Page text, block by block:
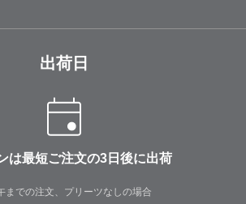
出荷日
は最短ご注文の3日後に出荷
までの注文、プリーツなしの場合